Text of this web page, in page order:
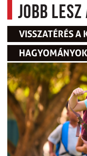
jobb lesz
VISSZATÉRÉS A